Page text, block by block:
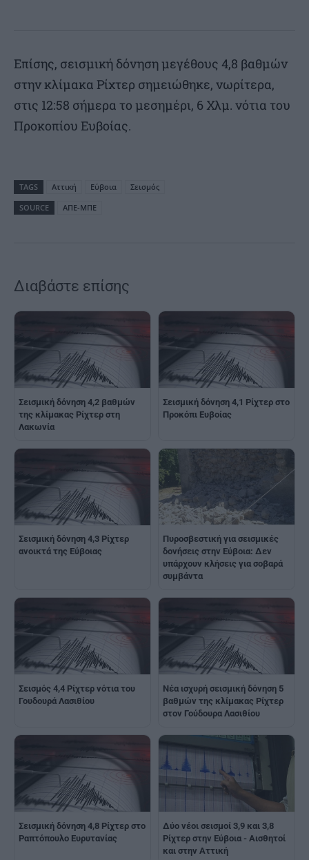
Επίσης, σεισμική δόνηση μεγέθους 4,8 βαθμών
στην κλίμακα Ρίχτερ σημειώθηκε, νωρίτερα,
στις 12:58 σήμερα το μεσημέρι, 6 Χλμ. νότια του
Προκοπίου Ευβοίας.
TAGS Αττική Εύβοια
Σεισμός
SOURCE
ΑΠΕ-ΜΠΕ
Διαβάστε επίσης
Σεισμική δόνηση 4,2 βαθμών
της κλίμακας Ρίχτερ στη
Λακωνία
Σεισμική δόνηση 4,1 Ρίχτερ στο
Προκόπι Ευβοίας
Σεισμική δόνηση 4,3 Ρίχτερ
ανοικτά της Εύβοιας
Πυροσβεστική για σεισμικές
δονήσεις στην Εύβοια: Δεν
υπάρχουν κλήσεις για σοβαρά
συμβάντα
Σεισμός 4,4 Ρίχτερ νότια του
Γουδουρά Λασιθίου
Νέα ισχυρή σεισμική δόνηση 5
βαθμών της κλίμακας Ρίχτερ
στον Γούδουρα Λασιθίου
Σεισμική δόνηση 4,8 Ρίχτερ στο
Ραπτόπουλο Ευρυτανίας
Δύο νέοι σεισμοί 3,9 και 3,8
Ρίχτερ στην Εύβοια - Αισθητοί
και στην Αττική